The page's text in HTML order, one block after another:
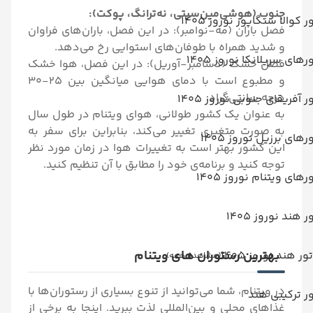
کوالا سنگاپور نوروز 1405
سریلانکا نوروز 1405
آفریقای جنوبی نوروز 1405
برزیل نوروز 1405
ویتنام نوروز 1405
هند نوروز 1405
تور هند نوروز 1405 (مشاهده همه)
ترکیبی هند
جنوب (هوشی‌مین‌سیتی، نه‌ترانگ، پوکت):
فصل باران (مه-نوامبر): در این فصل، باران‌های فراوان
و شدید همراه با طوفان‌های استوایی رخ می‌دهد.
فصل خشک (دسامبر-آوریل): در این فصل، هوا خشک
و مطبوع است با دمای هوایی میانگین بین 25-30
درجه سانتی‌گراد.
به عنوان یک کشور طولانی، هوای ویتنام در طول سال
به صورت متغیری تغییر می‌کند، بنابراین برای سفر به
این کشور بهتر است به تغییرات هوا در زمان مورد نظر
توجه کنید و برنامه‌ی خود را مطابق با آن تنظیم کنید.
بهترین رستوران های ویتنام
در ویتنام، شما می‌توانید از تنوع بسیاری از رستوران‌ها با
غذاهای محلی و بین‌المللی لذت ببرید. اینجا به برخی از